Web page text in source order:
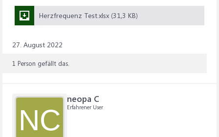
Herzfrequenz Test.xlsx (31,3 KB)
27. August 2022
1 Person gefällt das.
NC
neopa C
Erfahrener User